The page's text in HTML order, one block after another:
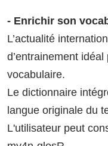
- Enrichir son
L’actualité
d’entrainement
vocabulaire.
Le dictionnaire
langue originale du
L'utilisateur peut